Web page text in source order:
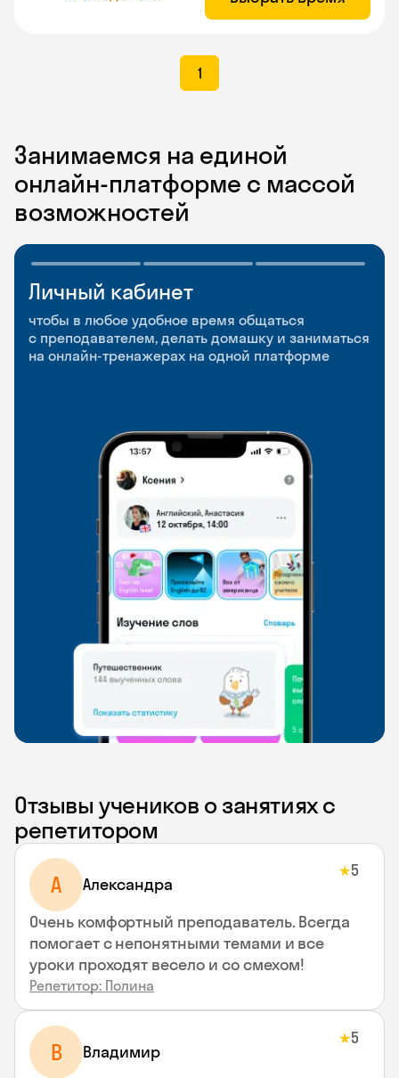
1
Занимаемся на единой
онлайн-платформе с массой
возможностей
Личный кабинет
чтобы в любое удобное время общаться
с преподавателем, делать домашку и заниматься
на онлайн-тренажерах на одной платформе
Мобильное
приложение
чтобы заниматься и изучать новые слова где
и когда удобно
Разговорные клубы
и Talks
Групповые занятия для разговорной практики
и индивидуальные встречи с преподавателями
Отзывы учеников о занятиях с
репетитором
A Aлександра
★5
Очень комфортный преподаватель. Всегда
помогает с непонятными темами и все
уроки проходят весело и со смехом!
Репетитор: Полина
В Владимир
★5